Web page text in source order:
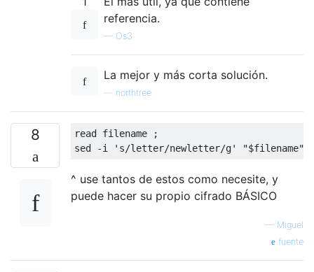
referencia.
— Os3
La mejor y más corta solución.
northtree
8 read filename
;
sed
-i 's/letter/newletter/g' "$filename"
^ use tantos de estos como necesite, y
puede hacer su propio cifrado BÁSICO
— Miguel
fuente